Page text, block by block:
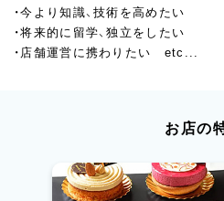
・今より知識、技術を高めたい
・将来的に留学、独立をしたい
・店舗運営に携わりたい etc...
お店の